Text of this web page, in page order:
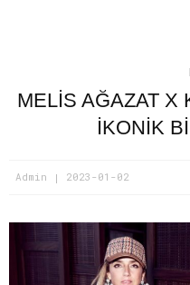
MELİS AĞAZAT X
İKONİK
Admin 2023-01-02